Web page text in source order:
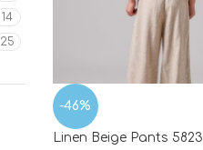
14
25
-46%
Linen Beige Pants 5823